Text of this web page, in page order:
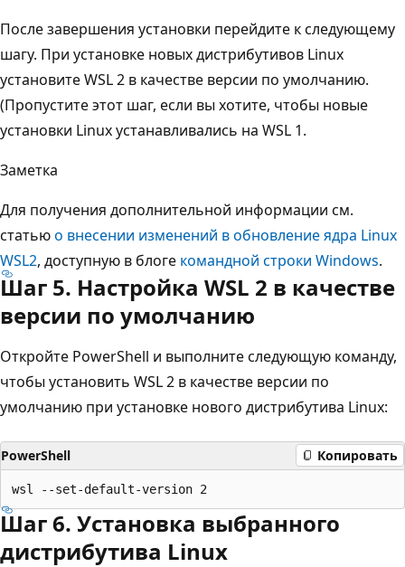
После завершения установки перейдите к следующему
шагу. При установке новых дистрибутивов Linux
установите WSL 2 в качестве версии по умолчанию.
(Пропустите этот шаг, если вы хотите, чтобы новые
установки Linux устанавливались на WSL 1.
Заметка
Для получения дополнительной информации см.
статьюо внесении изменений в обновление ядра Linux
WSL2, доступную в блоге командной строки Windows.
Шаг 5. Настройка WSL 2 в качестве
версии по умолчанию
Откройте PowerShell и выполните следующую команду,
чтобы установить WSL 2 в качестве версии по
умолчанию при установке нового дистрибутива Linux:
PowerShell Копировать
Шаг 6. Установка выбранного
дистрибутива Linux